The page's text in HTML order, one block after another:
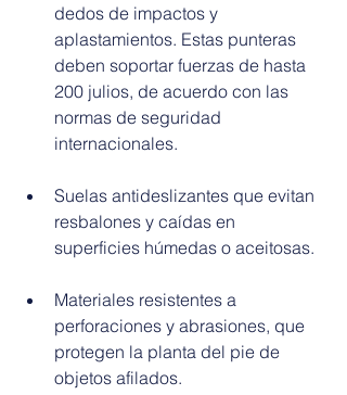
dedos de impactos y
aplastamientos. Estas punteras
deben soportar fuerzas de hasta
200 julios, de acuerdo con las
normas de seguridad
internacionales.
Suelas antideslizantes que evitan
resbalones y caídas en
superficies húmedas o aceitosas.
Materiales resistentes a
perforaciones y abrasiones, que
protegen la planta del pie de
objetos afilados.